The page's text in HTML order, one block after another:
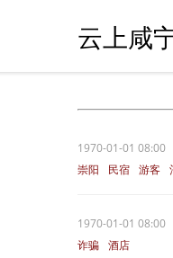
云上咸
1970-01-01 08:00
崇阳
民宿 游客
1970-01-01 08:00
诈骗 酒店